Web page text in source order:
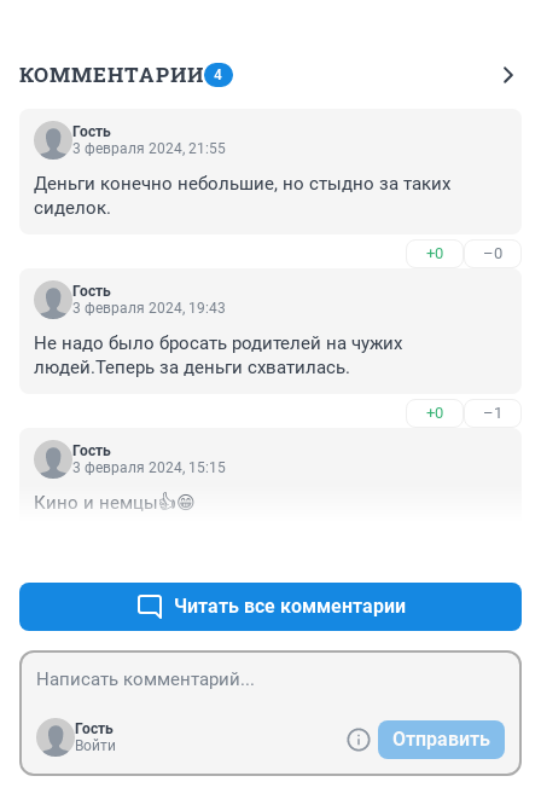
КОММЕНТАРИИ 4
Гость
3 февраля 2024, 21:55
Деньги конечно небольшие, но стыдно за таких
сиделок.
+0 –0
Гость
3 февраля 2024, 19:43
Не надо было бросать родителей на чужих
людей.Теперь за деньги схватилась.
+0 –1
Гость
3 февраля 2024, 15:15
Кино и немцы👍😁
Читать все комментарии
Гость
Войти
Отправить